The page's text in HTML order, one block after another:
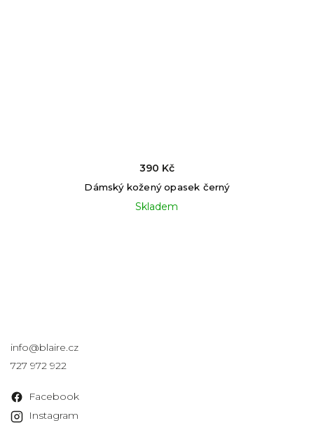
kožená peněženka Apolonia černá
info@blaire.cz
727 972 922
Facebook
Instagram